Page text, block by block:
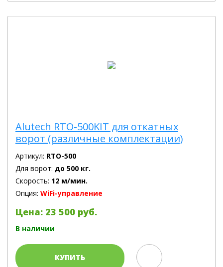
Alutech RTO-500KIT для откатных
ворот (различные комплектации)
Артикул: RTO-500
Для ворот: до 500 кг.
Скорость: 12 м/мин.
Опция: WiFi-управление
Цена: 23 500 руб.
В наличии
КУПИТЬ